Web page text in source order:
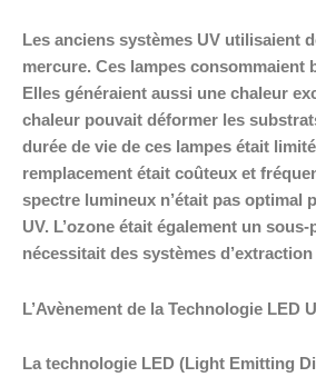
Les anciens systèmes UV utilisaient
mercure. Ces lampes consommaient
Elles généraient aussi une chaleur
chaleur pouvait déformer les
durée de vie de ces lampes était
remplacement était coûteux et
spectre lumineux n’était pas optimal
UV. L’ozone était également un
nécessitait des systèmes d’extraction
L’Avènement de la Technologie LED
La technologie LED (Light Emitting